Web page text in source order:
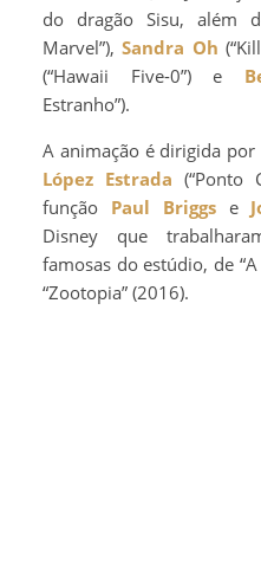
do dragão Sisu, além
Marvel”),Sandra Oh
(“Hawaii Five-0”) e
Estranho”).
A animação é dirigida por
López Estrada (“Ponto
função Paul Briggse
Disney que
famosas do estúdio, de
“Zootopia” (2016).